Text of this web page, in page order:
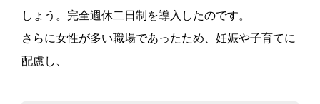
しょう。完全週休二日制を導入したのです。
さらに女性が多い職場であったため、妊娠や子育てに
配慮し、